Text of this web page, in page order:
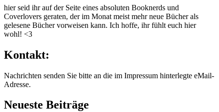
hier seid ihr auf der Seite eines absoluten Booknerds und
Coverlovers geraten, der im Monat meist mehr neue Bücher als
gelesene Bücher vorweisen kann. Ich hoffe, ihr fühlt euch hier
wohl! <3
Kontakt:
Nachrichten senden Sie bitte an die im Impressum hinterlegte eMail-
Adresse.
Neueste Beiträge